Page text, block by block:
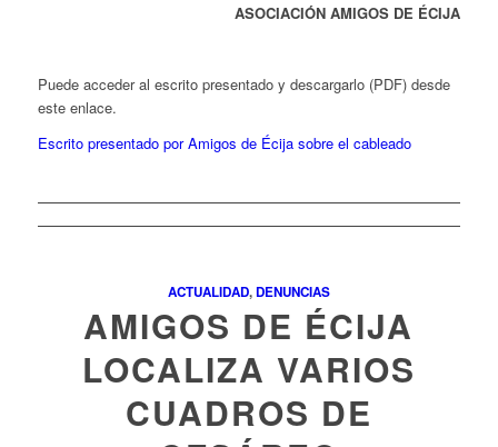
ASOCIACIÓN AMIGOS DE ÉCIJA
Puede acceder al escrito presentado y descargarlo (PDF) desde
este enlace.
Escrito presentado por Amigos de Écija sobre el cableado
ACTUALIDAD,DENUNCIAS
AMIGOS DE ÉCIJA
LOCALIZA VARIOS
CUADROS DE